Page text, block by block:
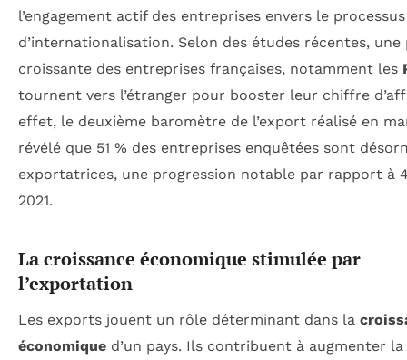
l’engagement actif des entreprises envers le processus
d’internationalisation. Selon des études récentes, une
croissante des entreprises françaises, notamment les
tournent vers l’étranger pour booster leur chiffre
effet, le deuxième baromètre de l’export réalisé en
révélé que 51 % des entreprises enquêtées sont
exportatrices, une progression notable par rapport à
2021.
La croissance économique stimulée par
l’exportation
Les exports jouent un rôle déterminant dans la
économique d’un pays. Ils contribuent à augmenter la